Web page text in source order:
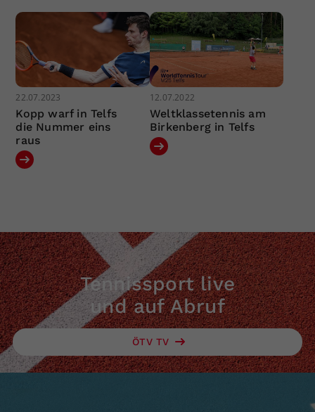
22.07.2023
Kopp warf in Telfs
die Nummer eins
raus
12.07.2022
Weltklassetennis am
Birkenberg in Telfs
Tennissport live
und auf Abruf
ÖTV TV